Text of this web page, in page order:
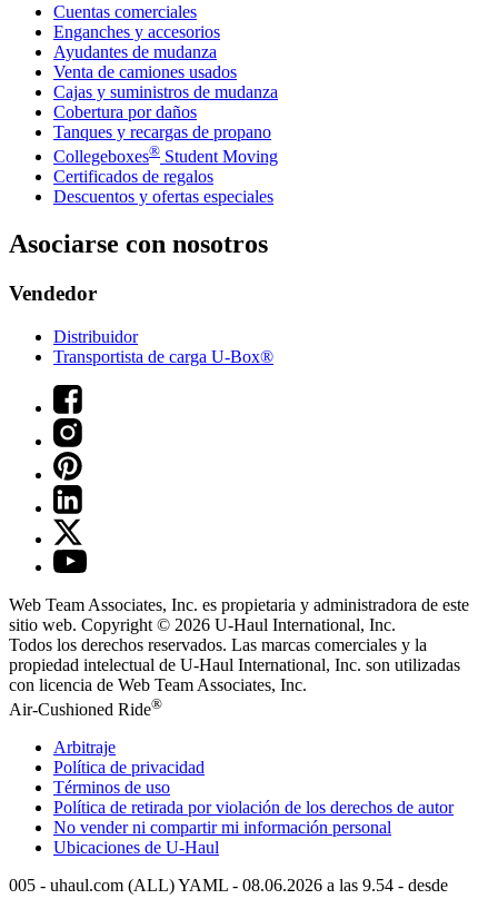
Cuentas comerciales
Enganches y accesorios
Ayudantes de mudanza
Venta de camiones usados
Cajas y suministros de mudanza
Cobertura por daños
Tanques y recargas de propano
Collegeboxes® Student Moving
Certificados de regalos
Descuentos y ofertas especiales
Asociarse con nosotros
Vendedor
Distribuidor
Transportista de carga U-Box®
Web Team Associates, Inc. es propietaria y administradora de este
sitio web. Copyright © 2026 U-Haul International, Inc.
Todos los derechos reservados. Las marcas comerciales y la
propiedad intelectual de U-Haul International, Inc. son utilizadas
con licencia de Web Team Associates, Inc.
Air-Cushioned Ride®
Arbitraje
Política de privacidad
Términos de uso
Política de retirada por violación de los derechos de autor
No vender ni compartir mi información personal
Ubicaciones de U-Haul
005 - uhaul.com (ALL) YAML - 08.06.2026 a las 9.54 - desde